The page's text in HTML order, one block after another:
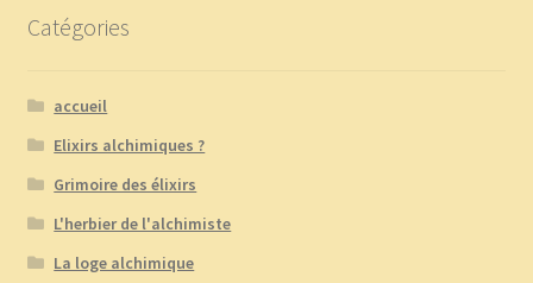
Catégories
accueil
Elixirs alchimiques ?
Grimoire des élixirs
L'herbier de l'alchimiste
La loge alchimique